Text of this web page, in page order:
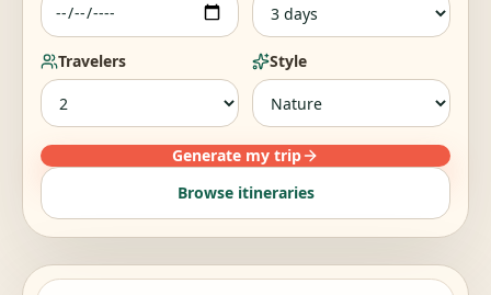
Travelers Style
Generate my trip
Browse itineraries